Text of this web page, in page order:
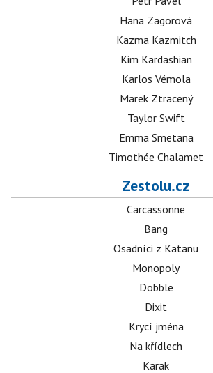
Hana Zagorová
Kazma Kazmitch
Kim Kardashian
Karlos Vémola
Marek Ztracený
Taylor Swift
Emma Smetana
Timothée Chalamet
Zestolu.cz
Carcassonne
Bang
Osadníci z Katanu
Monopoly
Dobble
Dixit
Krycí jména
Na křídlech
Karak